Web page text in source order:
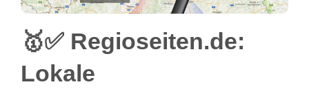
🥇✅ Regioseiten.de:
Lokale